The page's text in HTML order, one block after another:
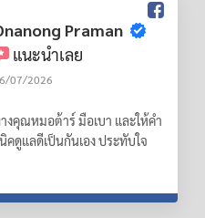
Praman
แนะนำเลย
07/2026
งคุณหมอต้าร์ มือเบา และให้คำ
ดูแลดีเป็นกันเอง ประทับใจ